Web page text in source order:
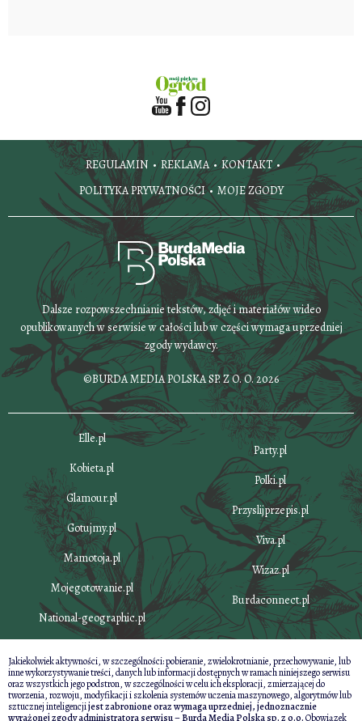
REGULAMIN REKLAMA
KONTAKT
POLITYKA PRYWATNOŚCI
MOJE ZGODY
Dalsze rozpowszechnianie tekstów, zdjęć i materiałów wideo
opublikowanych w serwisie w całości lub w części wymaga uprzedniej
zgody wydawcy.
©BURDA MEDIA POLSKA SP. Z O. O. 2026
Elle.pl
Kobieta.pl
Glamour.pl
Gotujmy.pl
Mamotoja.pl
Mojegotowanie.pl
National-geographic.pl
Party.pl
Polki.pl
Przyslijprzepis.pl
Viva.pl
Wizaz.pl
Burdaconnect.pl
Jakiekolwiek aktywności, w szczególności: pobieranie, zwielokrotnianie, przechowywanie, lub
inne wykorzystywanie treści, danych lub informacji dostępnych w ramach niniejszego serwisu
oraz wszystkich jego podstron, w szczególności w celu ich eksploracji, zmierzającej do
tworzenia, rozwoju, modyfikacji i szkolenia systemów uczenia maszynowego, algorytmów lub
sztucznej inteligencjijest zabronione oraz wymaga uprzedniej, jednoznacznie
wyrażonej zgody administratora serwisu – Burda Media Polska sp. z o.o.Obowiązek